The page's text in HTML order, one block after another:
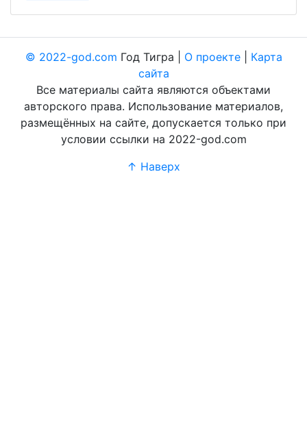
© 2022-god.com Год Тигра | О проекте| Карта
сайта
Все материалы сайта являются объектами
авторского права. Использование материалов,
размещённых на сайте, допускается только при
условии ссылки на 2022-god.com
↑ Наверх